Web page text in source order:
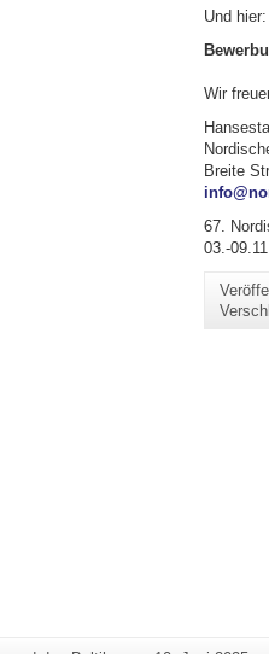
Und hier:
Wir
Breite
67.
03.-